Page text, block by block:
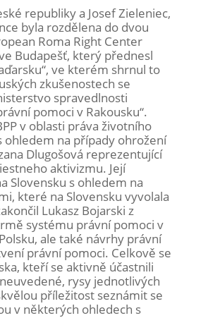
republiky a Josef Zieleniec,
byla rozdělena do dvou
Roma Right Center
Budapešť, který přednesl
ve kterém shrnul to
zkušenostech se
spravedlnosti
pomoci v Rakousku“.
v oblasti práva životního
na případy ohrožení
Dlugošová reprezentující
aktivizmu. Její
Slovensku s ohledem na
které na Slovensku vyvolala
Lukasz Bojarski z
systému právní pomoci v
ale také návrhy právní
právní pomoci. Celkově se
kteří se aktivně účastnili
rysy jednotlivých
příležitost seznámit se
v některých ohledech s